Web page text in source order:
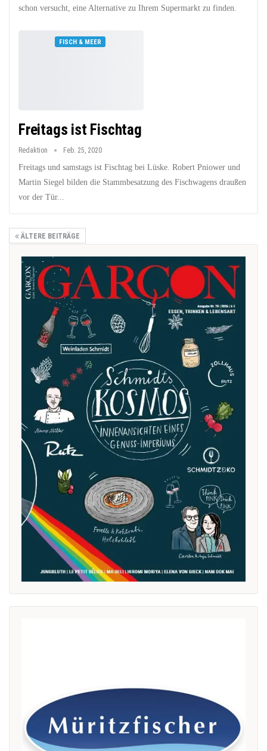
schon versucht, eine Alternative zu Ihrem Supermarkt zu finden.
FISCH & MEER
Freitags ist Fischtag
Redaktion Feb. 25, 2020
Freitags und samstags ist Fischtag bei Lüske. Robert Pniower und
Martin Siegel bilden die Stammbesatzung des Fischwagens draußen
vor der Tür...
ÄLTERE BEITRÄGE